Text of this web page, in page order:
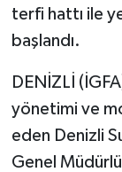
terfi hattı ile
başlandı.
DENİZLİ
yönetimi ve
eden Denizli
Genel